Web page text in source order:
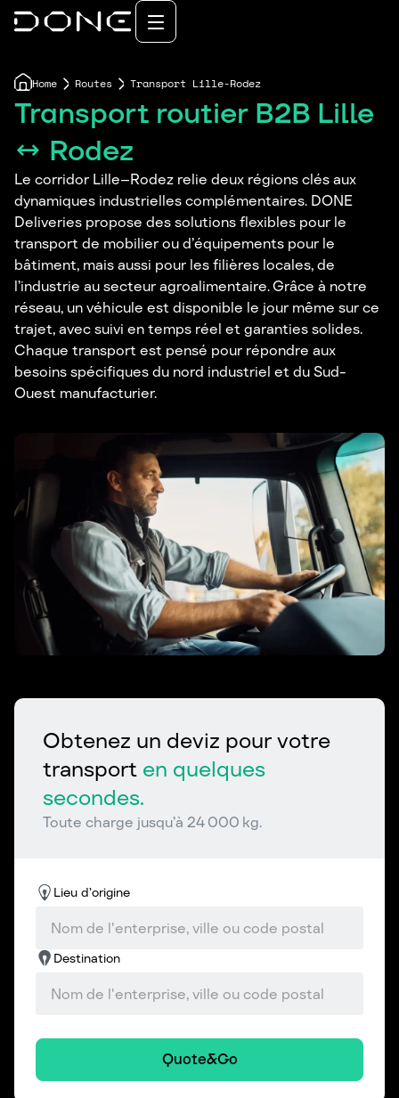
Home Routes Transport Lille-Rodez
Transport routier B2B Lille
↔ Rodez
Le corridor Lille–Rodez relie deux régions clés aux
dynamiques industrielles complémentaires. DONE
Deliveries propose des solutions flexibles pour le
transport de mobilier ou d’équipements pour le
bâtiment, mais aussi pour les filières locales, de
l’industrie au secteur agroalimentaire. Grâce à notre
réseau, un véhicule est disponible le jour même sur ce
trajet, avec suivi en temps réel et garanties solides.
Chaque transport est pensé pour répondre aux
besoins spécifiques du nord industriel et du Sud-
Ouest manufacturier.
Obtenez un deviz pour votre
transport en quelques
secondes.
Toute charge jusqu’à 24 000 kg.
Lieu d’origine
Destination
Quote&Go